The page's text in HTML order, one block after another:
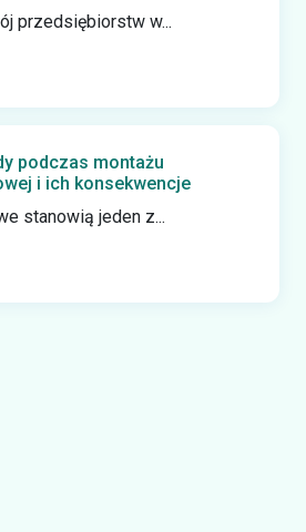
przedsiębiorstw w...
podczas montażu
i ich konsekwencje
stanowią jeden z...